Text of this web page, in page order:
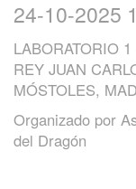
24-10-2025
LABORATORIO
REY JUAN
MÓSTOLES,
Organizado por
del Dragón